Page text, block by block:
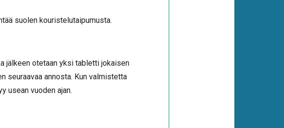
suolen kouristelutaipumusta.
jälkeen otetaan yksi tabletti jokaisen
seuraavaa annosta. Kun valmistetta
usean vuoden ajan.